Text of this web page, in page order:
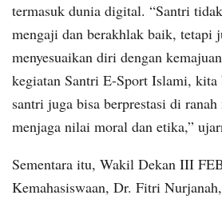
termasuk dunia digital. “Santri
mengaji dan berakhlak baik, tetapi
menyesuaikan diri dengan
kegiatan Santri E-Sport Islami,
santri juga bisa berprestasi di
menjaga nilai moral dan etika,”
Sementara itu, Wakil Dekan III
Kemahasiswaan, Dr. Fitri